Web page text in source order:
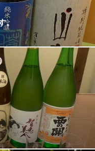
歩7分
。
岡の銘酒や店主のオスス
す。
7分